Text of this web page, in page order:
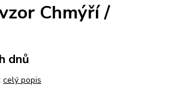
Chmýří /
dnů
celý popis